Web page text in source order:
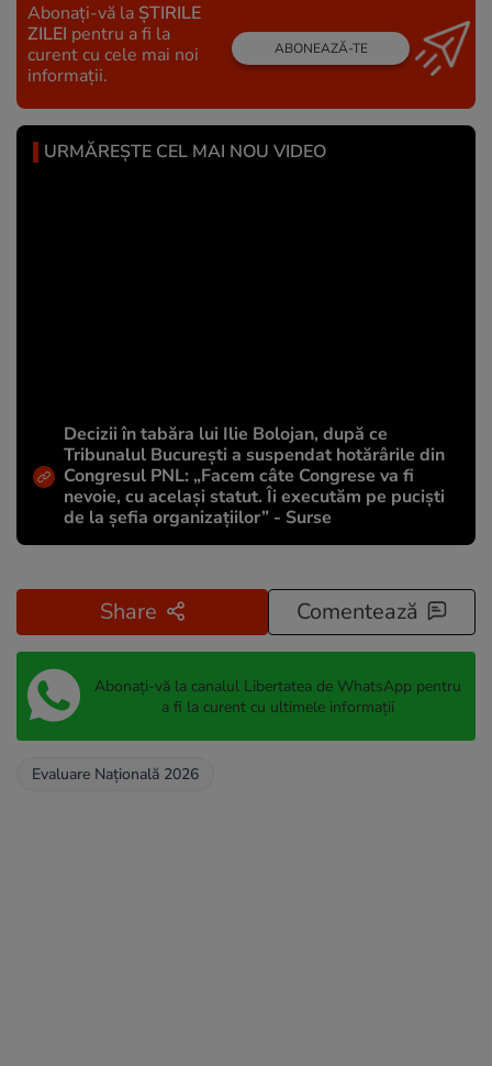
Abonați-vă la ȘTIRILE
ZILEI pentru a fi la
curent cu cele mai noi
informații.
ABONEAZĂ-TE
URMĂREȘTE CEL MAI NOU VIDEO
Decizii în tabăra lui Ilie Bolojan, după ce
Tribunalul București a suspendat hotărârile din
Congresul PNL: „Facem câte Congrese va fi
nevoie, cu același statut. Îi executăm pe puciști
de la șefia organizațiilor” - Surse
Share Comentează
Abonați-vă la canalul Libertatea de WhatsApp pentru
a fi la curent cu ultimele informații
Evaluare Națională 2026